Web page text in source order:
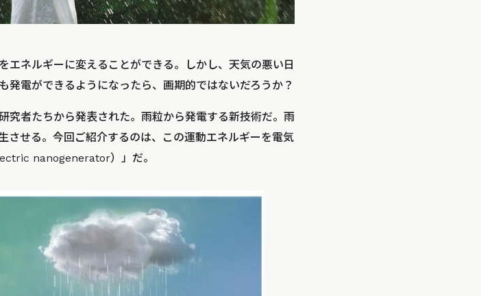
エネルギーに変えることができる。しかし、天気の悪い日
発電ができるようになったら、画期的ではないだろうか？
究者たちから発表された。雨粒から発電する新技術だ。雨
させる。今回ご紹介するのは、この運動エネルギーを電気
nanogenerator）」だ。